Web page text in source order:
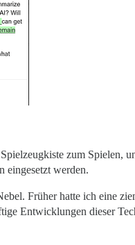
zum Spielen,
eingesetzt werden.
Früher hatte ich eine
Entwicklungen dieser